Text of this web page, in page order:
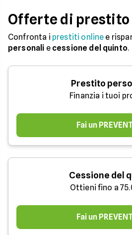
Offerte di
Confronta i prestiti online e
personali e cessione del quinto.
Prestito
Finanzia i tuoi
Fai un
Cessione del
Ottieni fino a
Fai un